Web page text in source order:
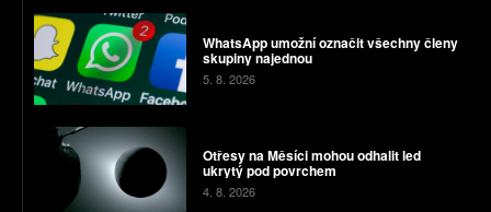
WhatsApp umožní označit všechny členy
skupiny najednou
5. 8. 2026
Otřesy na Měsíci mohou odhalit led
ukrytý pod povrchem
4. 8. 2026